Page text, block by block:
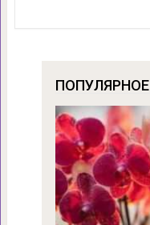
ПОПУЛЯРНОЕ